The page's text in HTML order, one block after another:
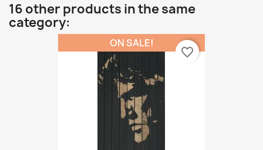
16 other products in the same
category:
ON SALE!
favorite_border